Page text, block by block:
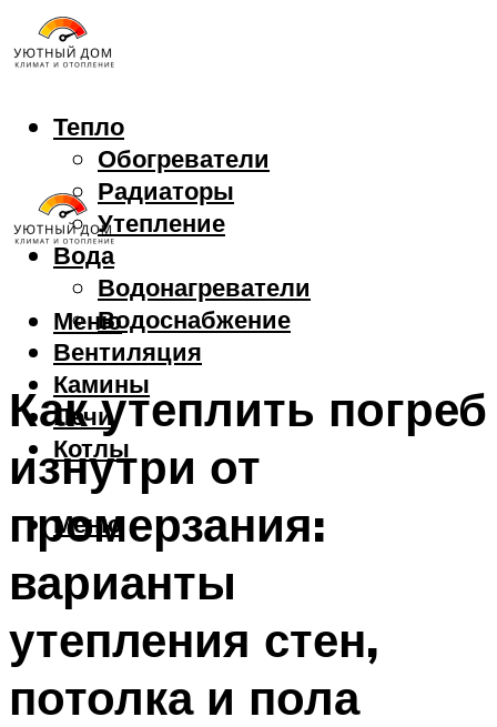
Тепло
Обогреватели
Радиаторы
Утепление
Вода
Водонагреватели
Водоснабжение
Вентиляция
Камины
Печи
Котлы
Меню
Меню
Как утеплить погреб
изнутри от
промерзания:
варианты
утепления стен,
потолка и пола